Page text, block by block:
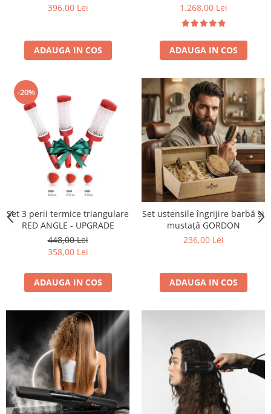
396,00 Lei
ADAUGA IN COS
1.268,00 Lei
ADAUGA IN COS
-20%
Set 3 perii termice triangulare
RED ANGLE - UPGRADE
448,00 Lei
358,00 Lei
ADAUGA IN COS
Set ustensile îngrijire barbă și
mustață GORDON
236,00 Lei
ADAUGA IN COS